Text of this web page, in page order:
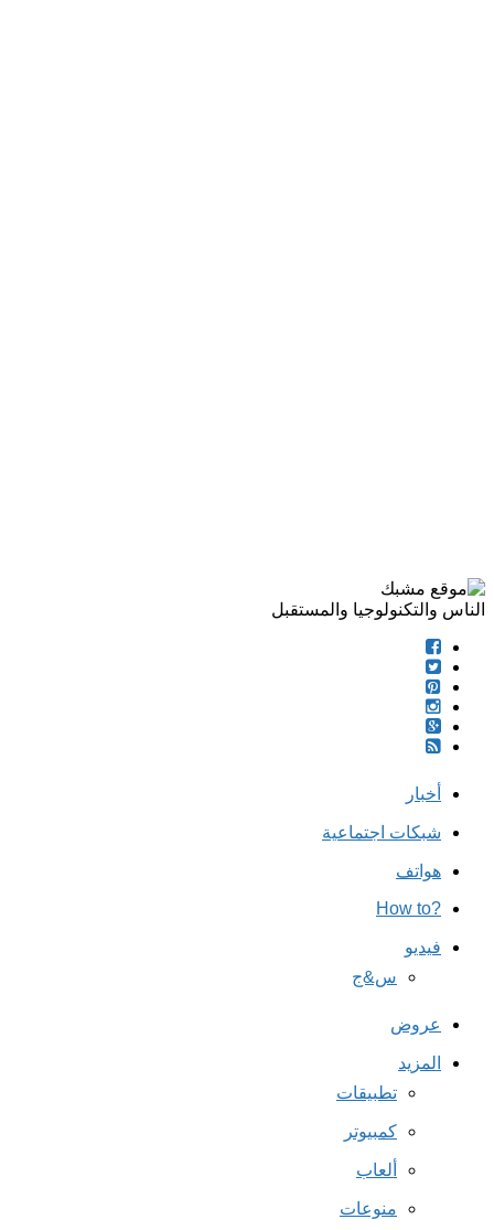
الناس والتكنولوجيا والمستقبل
أخبار
شبكات اجتماعية
هواتف
?How to
فيديو
س&ج
عروض
المزيد
تطبيقات
كمبيوتر
ألعاب
منوعات